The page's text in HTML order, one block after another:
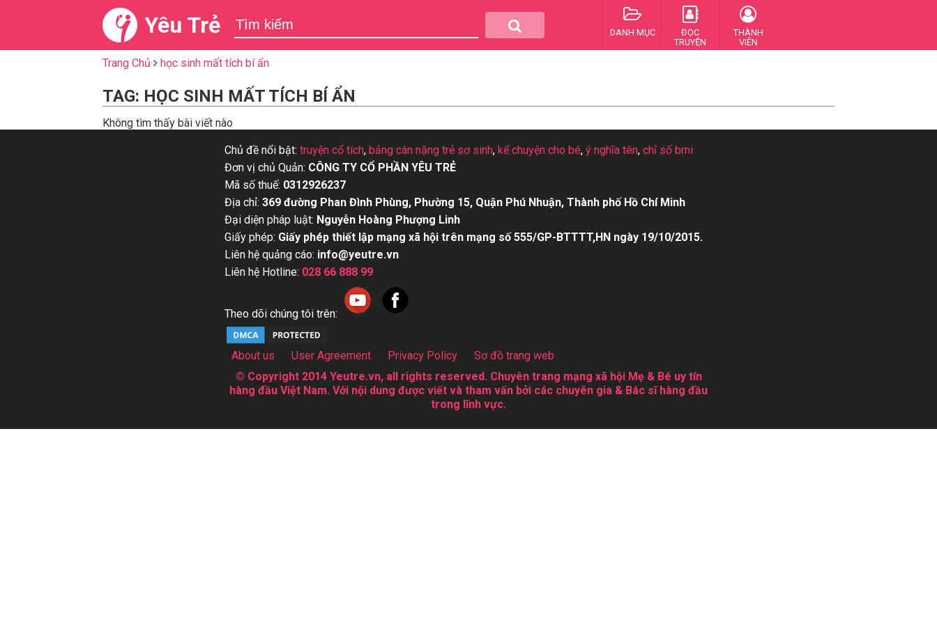
Yêu Trẻ DANH MỤC
ĐỌC
TRUYỆN
THÀNH
VIÊN
Trang Chủ học sinh mất tích bí ẩn
TAG: HỌC SINH MẤT TÍCH BÍ ẨN
Không tìm thấy bài viết nào
Chủ đề nổi bật: truyện cổ tích, bảng cân nặng trẻ sơ sinh, kể chuyện cho bé, ý nghĩa tên, chỉ số bmi
Đơn vị chủ Quản: CÔNG TY CỔ PHẦN YÊU TRẺ
Mã số thuế: 0312926237
Địa chỉ: 369 đường Phan Đình Phùng, Phường 15, Quận Phú Nhuận, Thành phố Hồ Chí Minh
Đại diện pháp luật: Nguyễn Hoàng Phượng Linh
Giấy phép: Giấy phép thiết lập mạng xã hội trên mạng số 555/GP-BTTTT,HN ngày 19/10/2015.
Liên hệ quảng cáo: info@yeutre.vn
Liên hệ Hotline: 028 66 888 99
Theo dõi chúng tôi trên:
About us User Agreement Privacy Policy
Sơ đồ trang web
© Copyright 2014 Yeutre.vn, all rights reserved. Chuyên trang mạng xã hội Mẹ & Bé uy tín
hàng đầu Việt Nam. Với nội dung được viết và tham vấn bởi các chuyên gia & Bác sĩ hàng đầu
trong lĩnh vực.